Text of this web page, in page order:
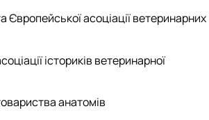
Європейської асоціації ветеринарних
істориків ветеринарної
анатомів